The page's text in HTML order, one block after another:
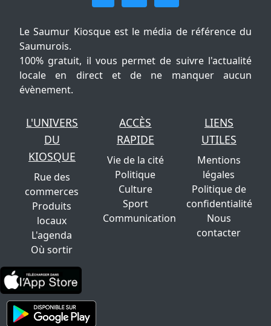
Le Saumur Kiosque est le média de référence du
Saumurois.
100% gratuit, il vous permet de suivre l'actualité
locale en direct et de ne manquer aucun
évènement.
L'UNIVERS
DU
KIOSQUE
Rue des
commerces
Produits
locaux
L'agenda
Où sortir
ACCÈS
RAPIDE
Vie de la cité
Politique
Culture
Sport
Communication
LIENS
UTILES
Mentions
légales
Politique de
confidentialité
Nous
contacter